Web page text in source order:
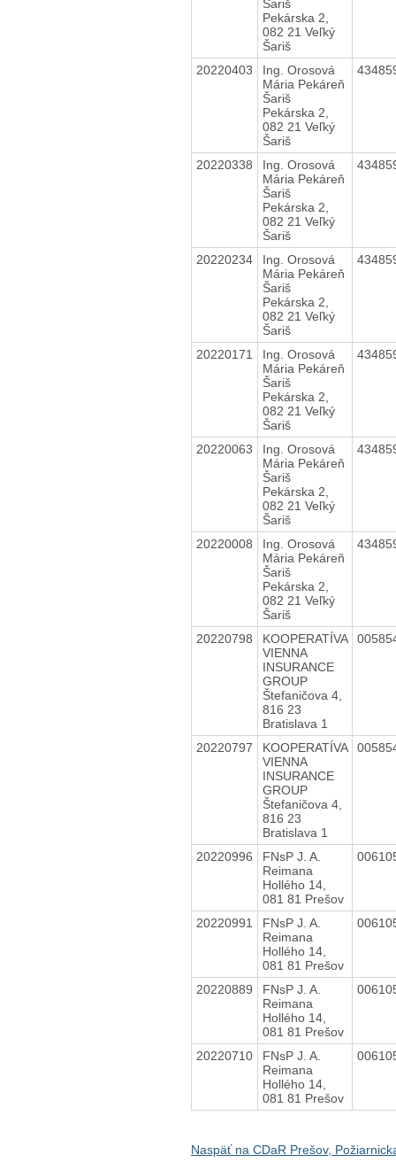
Šariš
Pekárska 2,
082 21 Veľký
Šariš
20220403
Ing. Orosová
Mária Pekáreň
Šariš
Pekárska 2,
082 21 Veľký
Šariš
20220338
Ing. Orosová
Mária Pekáreň
Šariš
Pekárska 2,
082 21 Veľký
Šariš
20220234
Ing. Orosová
Mária Pekáreň
Šariš
Pekárska 2,
082 21 Veľký
Šariš
20220171
Ing. Orosová
Mária Pekáreň
Šariš
Pekárska 2,
082 21 Veľký
Šariš
20220063
Ing. Orosová
Mária Pekáreň
Šariš
Pekárska 2,
082 21 Veľký
Šariš
20220008
Ing. Orosová
Mária Pekáreň
Šariš
Pekárska 2,
082 21 Veľký
Šariš
20220798
KOOPERATÍVA
VIENNA
INSURANCE
GROUP
Štefaničova 4,
816 23
Bratislava 1
20220797
KOOPERATÍVA
VIENNA
INSURANCE
GROUP
Štefaničova 4,
816 23
Bratislava 1
20220996
FNsP J. A.
Reimana
Hollého 14,
081 81 Prešov
20220991
FNsP J. A.
Reimana
Hollého 14,
081 81 Prešov
20220889
FNsP J. A.
Reimana
Hollého 14,
081 81 Prešov
20220710
FNsP J. A.
Reimana
Hollého 14,
081 81 Prešov
Naspäť na CDaR Prešov,